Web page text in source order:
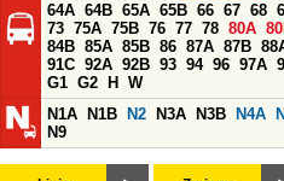
64A 64B 65A 65B 66 67 68
73 75A 75B 76 77 78 80A
84B 85A 85B 86 87A 87B
91C 92A 92B 93 94 96 97A
G1 G2 H
W
N1A
N1B N2 N3A N3B N4A
N9